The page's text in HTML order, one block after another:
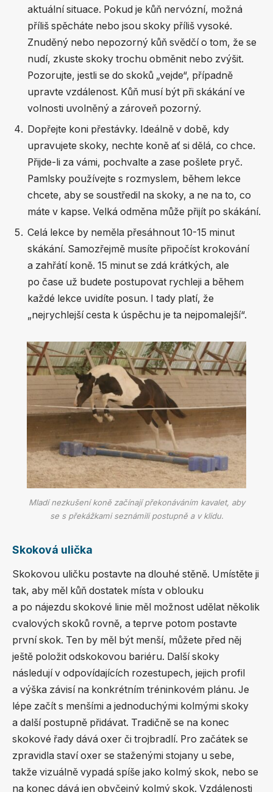
aktuální situace. Pokud je kůň nervózní, možná
příliš spěcháte nebo jsou skoky příliš vysoké.
Znuděný nebo nepozorný kůň svědčí o tom, že se
nudí, zkuste skoky trochu obměnit nebo zvýšit.
Pozorujte, jestli se do skoků „vejde“, případně
upravte vzdálenost. Kůň musí být při skákání ve
volnosti uvolněný a zároveň pozorný.
Dopřejte koni přestávky. Ideálně v době, kdy
upravujete skoky, nechte koně ať si dělá, co chce.
Přijde-li za vámi, pochvalte a zase pošlete pryč.
Pamlsky používejte s rozmyslem, během lekce
chcete, aby se soustředil na skoky, a ne na to, co
máte v kapse. Velká odměna může přijít po skákání.
Celá lekce by neměla přesáhnout 10-15 minut
skákání. Samozřejmě musíte připočíst krokování
a zahřátí koně. 15 minut se zdá krátkých, ale
po čase už budete postupovat rychleji a během
každé lekce uvidíte posun. I tady platí, že
„nejrychlejší cesta k úspěchu je ta nejpomalejší“.
Mladí nezkušení koně začínají překonáváním kavalet, aby
se s překážkami seznámili postupně a v klidu.
Skoková ulička
Skokovou uličku postavte na dlouhé stěně. Umístěte ji
tak, aby měl kůň dostatek místa v oblouku
a po nájezdu skokové linie měl možnost udělat několik
cvalových skoků rovně, a teprve potom postavte
první skok. Ten by měl být menší, můžete před něj
ještě položit odskokovou bariéru. Další skoky
následují v odpovídajících rozestupech, jejich profil
a výška závisí na konkrétním tréninkovém plánu. Je
lépe začít s menšími a jednoduchými kolmými skoky
a další postupně přidávat. Tradičně se na konec
skokové řady dává oxer či trojbradlí. Pro začátek se
zpravidla staví oxer se staženými stojany u sebe,
takže vizuálně vypadá spíše jako kolmý skok, nebo se
na konec dává jen obyčejný kolmý skok. Vzdálenosti